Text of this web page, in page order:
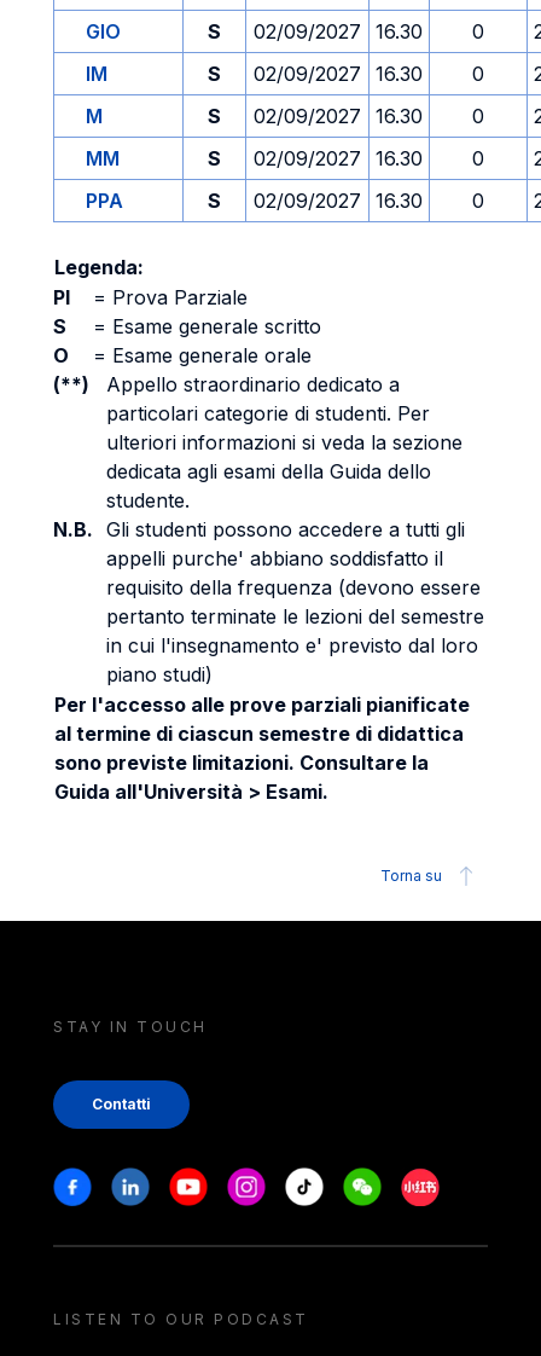
GIO
S 02/09/2027 16.30 0
IM
S 02/09/2027 16.30 0
M
S 02/09/2027 16.30 0
MM
S 02/09/2027 16.30 0
PPA
S 02/09/2027 16.30 0
Legenda:
PI
= Prova Parziale
S
= Esame generale scritto
O
= Esame generale orale
(**)
Appello straordinario dedicato a
particolari categorie di studenti. Per
ulteriori informazioni si veda la sezione
dedicata agli esami della Guida dello
studente.
N.B. Gli studenti possono accedere a tutti gli
appelli purche' abbiano soddisfatto il
requisito della frequenza (devono essere
pertanto terminate le lezioni del semestre
in cui l'insegnamento e' previsto dal loro
piano studi)
Per l'accesso alle prove parziali pianificate
al termine di ciascun semestre di didattica
sono previste limitazioni. Consultare la
Guida all'Università > Esami.
Torna su
STAY IN TOUCH
Contatti
Stay in touch
FacebookLinkedinYoutubeInstagram
Tiktok WeechatXiaohongshu/
LISTEN TO OUR PODCAST